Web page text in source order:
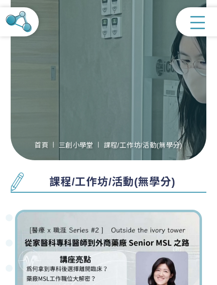
首頁 三創小學堂 課程/工作坊/活動(無學分)
課程/工作坊/活動(無學分)